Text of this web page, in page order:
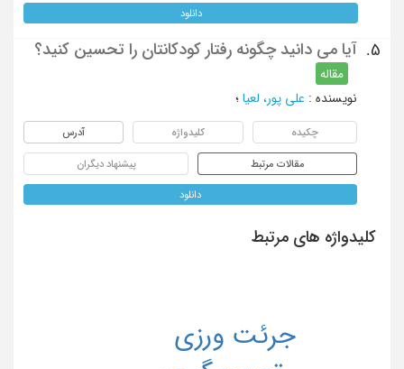
دانلود
5. آیا می دانید چگونه رفتار کودکانتان را تحسین کنید؟
مقاله
نویسنده : علی پور، لعیا ؛
چکیده کلیدواژه آدرس
مقالات مرتبط پیشنهاد دیگران
دانلود
کلیدواژه های مرتبط
جرئت ورزی